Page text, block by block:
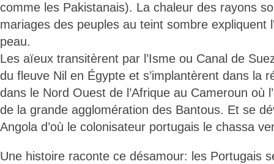
comme les Pakistanais). La chaleur des rayons
mariages des peuples au teint sombre expliquent
peau.
Les aïeux transitèrent par l’Isme ou Canal de
du fleuve Nil en Égypte et s’implantèrent dans la
dans le Nord Ouest de l’Afrique au Cameroun où
de la grande agglomération des Bantous. Et se
Angola d’où le colonisateur portugais le chassa
Une histoire raconte ce désamour: les Portugais